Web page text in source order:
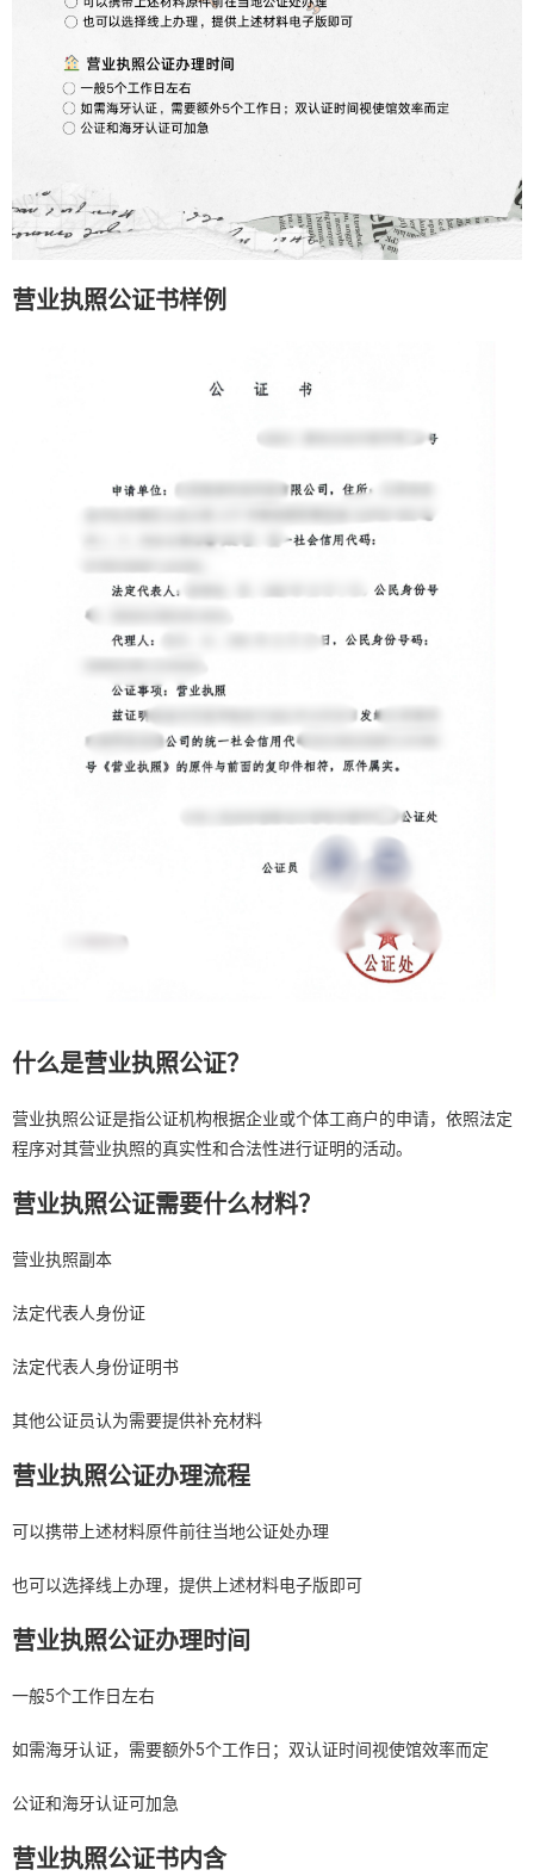
营业执照公证书样例
什么是营业执照公证？
营业执照公证是指公证机构根据企业或个体工商户的申请，依照法定
程序对其营业执照的真实性和合法性进行证明的活动。
营业执照公证需要什么材料？
营业执照副本
法定代表人身份证
法定代表人身份证明书
其他公证员认为需要提供补充材料
营业执照公证办理流程
可以携带上述材料原件前往当地公证处办理
也可以选择线上办理，提供上述材料电子版即可
营业执照公证办理时间
一般5个工作日左右
如需海牙认证，需要额外5个工作日；双认证时间视使馆效率而定
公证和海牙认证可加急
营业执照公证书内含